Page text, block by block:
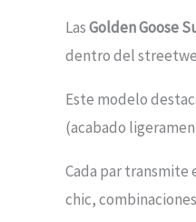
LasGolden Goose
dentro del
Este modelo
(acabado
Cada par transmite
chic,